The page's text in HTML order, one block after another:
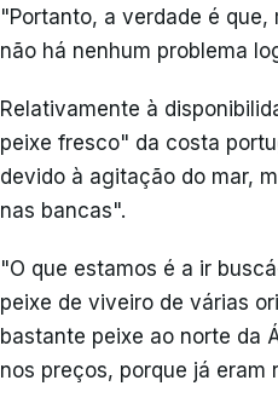
"Portanto, a verdade é
não há nenhum problema
Relativamente à
peixe fresco" da costa
devido à agitação do mar,
nas bancas".
"O que estamos é a ir
peixe de viveiro de várias
bastante peixe ao norte da
nos preços, porque já eram